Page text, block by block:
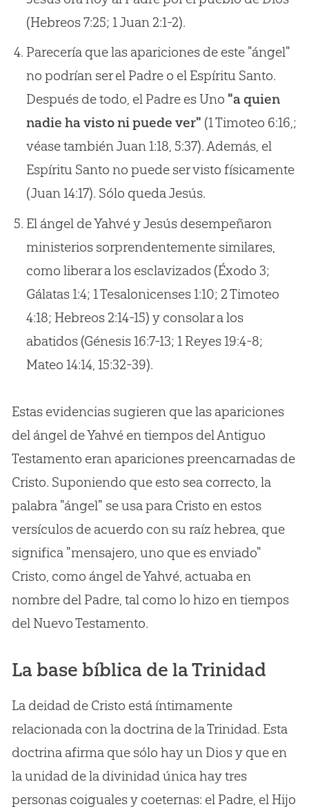
(Hebreos 7:25; 1 Juan 2:1-2).
Parecería que las apariciones de este "ángel"
no podrían ser el Padre o el Espíritu Santo.
Después de todo, el Padre es Uno "a quien
nadie ha visto ni puede ver" (1 Timoteo 6:16,;
véase también Juan 1:18, 5:37). Además, el
Espíritu Santo no puede ser visto físicamente
(Juan 14:17). Sólo queda Jesús.
El ángel de Yahvé y Jesús desempeñaron
ministerios sorprendentemente similares,
como liberar a los esclavizados (Éxodo 3;
Gálatas 1:4; 1 Tesalonicenses 1:10; 2 Timoteo
4:18; Hebreos 2:14-15) y consolar a los
abatidos (Génesis 16:7-13; 1 Reyes 19:4-8;
Mateo 14:14, 15:32-39).
Estas evidencias sugieren que las apariciones
del ángel de Yahvé en tiempos del Antiguo
Testamento eran apariciones preencarnadas de
Cristo. Suponiendo que esto sea correcto, la
palabra "ángel" se usa para Cristo en estos
versículos de acuerdo con su raíz hebrea, que
significa "mensajero, uno que es enviado"
Cristo, como ángel de Yahvé, actuaba en
nombre del Padre, tal como lo hizo en tiempos
del Nuevo Testamento.
La base bíblica de la Trinidad
La deidad de Cristo está íntimamente
relacionada con la doctrina de la Trinidad. Esta
doctrina afirma que sólo hay un Dios y que en
la unidad de la divinidad única hay tres
personas coiguales y coeternas: el Padre, el Hijo